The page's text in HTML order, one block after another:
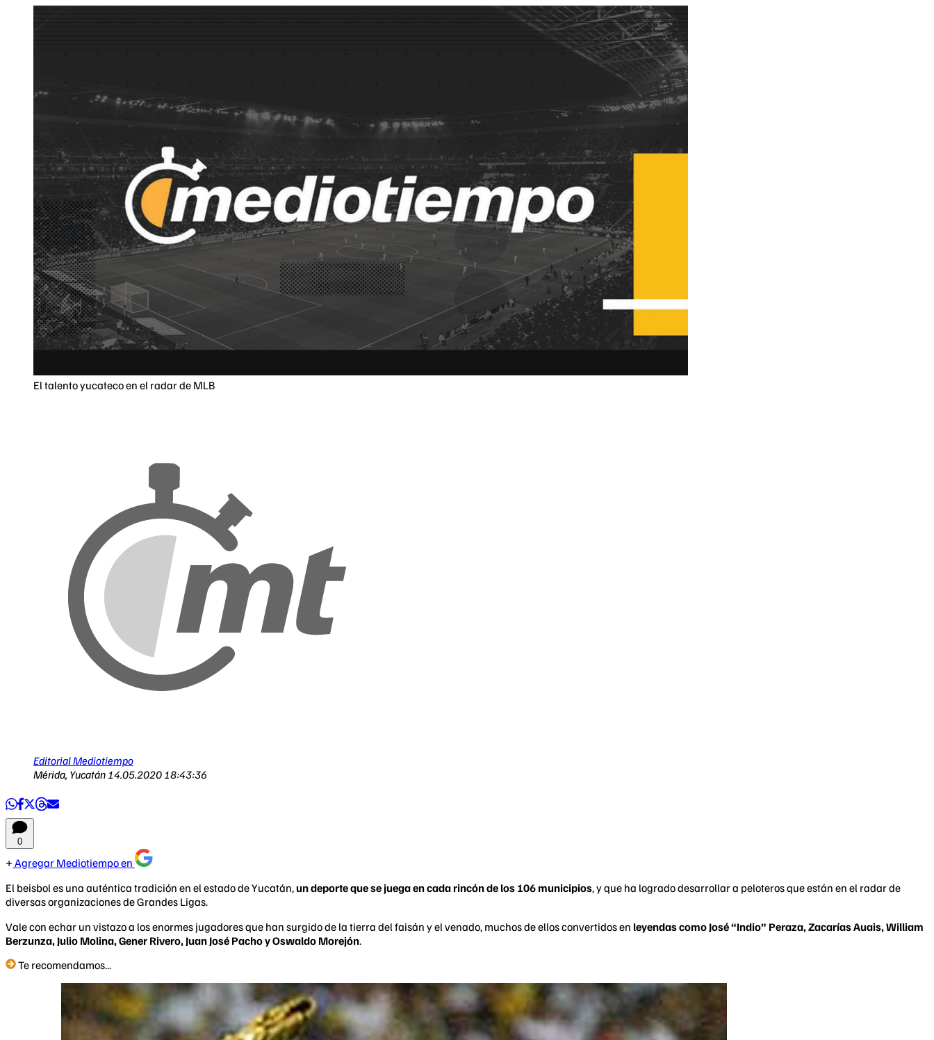
El talento yucateco en el radar de MLB
Editorial Mediotiempo
Mérida, Yucatán 14.05.2020 18:43:36
0
Agregar Mediotiempo en
El beisbol es una auténtica tradición en el estado de Yucatán,un deporte que se juega en cada rincón de los 106 municipios, y que ha logrado desarrollar a peloteros que están en el radar de
diversas organizaciones de Grandes Ligas.
Vale con echar un vistazo a los enormes jugadores que han surgido de la tierra del faisán y el venado, muchos de ellos convertidos en leyendas como José “Indio” Peraza, Zacarías Auais, William
Berzunza, Julio Molina, Gener Rivero, Juan José Pacho y Oswaldo Morejón.
Te recomendamos...